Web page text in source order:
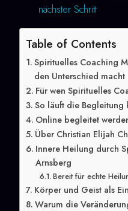
nächster Schritt
Table of Contents
Spirituelles Coaching
den Unterschied macht
Für wen Spirituelles
So läuft die Begleitung
Online begleitet
Über Christian Elijah
Innere Heilung durch
Arnsberg
Bereit für echte
Körper und Geist als
Warum die